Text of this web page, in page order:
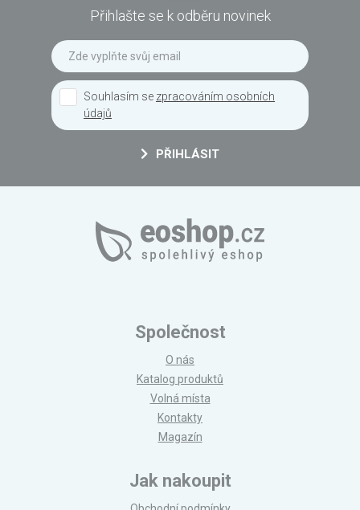
Přihlašte se k odběru novinek
Souhlasím se zpracováním osobních
údajů
PŘIHLÁSIT
Společnost
O nás
Katalog produktů
Volná místa
Kontakty
Magazín
Jak nakoupit